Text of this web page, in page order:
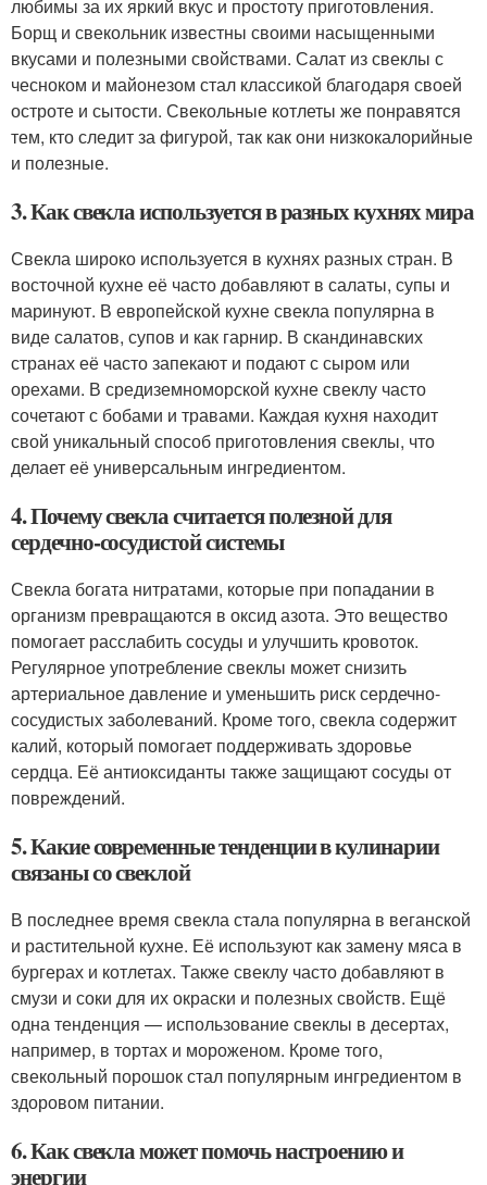
любимы за их яркий вкус и простоту приготовления.
Борщ и свекольник известны своими насыщенными
вкусами и полезными свойствами. Салат из свеклы с
чесноком и майонезом стал классикой благодаря своей
остроте и сытости. Свекольные котлеты же понравятся
тем, кто следит за фигурой, так как они низкокалорийные
и полезные.
3. Как свекла используется в разных кухнях мира
Свекла широко используется в кухнях разных стран. В
восточной кухне её часто добавляют в салаты, супы и
маринуют. В европейской кухне свекла популярна в
виде салатов, супов и как гарнир. В скандинавских
странах её часто запекают и подают с сыром или
орехами. В средиземноморской кухне свеклу часто
сочетают с бобами и травами. Каждая кухня находит
свой уникальный способ приготовления свеклы, что
делает её универсальным ингредиентом.
4. Почему свекла считается полезной для
сердечно-сосудистой системы
Свекла богата нитратами, которые при попадании в
организм превращаются в оксид азота. Это вещество
помогает расслабить сосуды и улучшить кровоток.
Регулярное употребление свеклы может снизить
артериальное давление и уменьшить риск сердечно-
сосудистых заболеваний. Кроме того, свекла содержит
калий, который помогает поддерживать здоровье
сердца. Её антиоксиданты также защищают сосуды от
повреждений.
5. Какие современные тенденции в кулинарии
связаны со свеклой
В последнее время свекла стала популярна в веганской
и растительной кухне. Её используют как замену мяса в
бургерах и котлетах. Также свеклу часто добавляют в
смузи и соки для их окраски и полезных свойств. Ещё
одна тенденция — использование свеклы в десертах,
например, в тортах и мороженом. Кроме того,
свекольный порошок стал популярным ингредиентом в
здоровом питании.
6. Как свекла может помочь настроению и
энергии